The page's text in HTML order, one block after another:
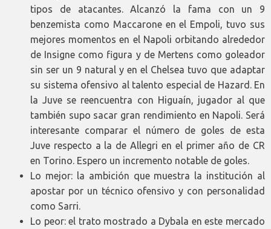
tipos de atacantes. Alcanzó la fama con un 9
benzemista como Maccarone en el Empoli, tuvo sus
mejores momentos en el Napoli orbitando alrededor
de Insigne como figura y de Mertens como goleador
sin ser un 9 natural y en el Chelsea tuvo que adaptar
su sistema ofensivo al talento especial de Hazard. En
la Juve se reencuentra con Higuaín, jugador al que
también supo sacar gran rendimiento en Napoli. Será
interesante comparar el número de goles de esta
Juve respecto a la de Allegri en el primer año de CR
en Torino. Espero un incremento notable de goles.
Lo mejor: la ambición que muestra la institución al
apostar por un técnico ofensivo y con personalidad
como Sarri.
Lo peor: el trato mostrado a Dybala en este mercado